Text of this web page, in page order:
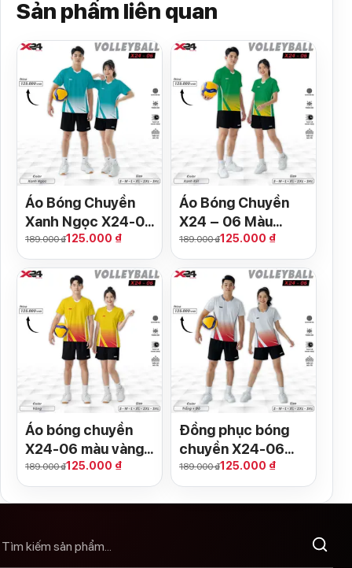
Sản phẩm liên quan
Áo Bóng Chuyền
Xanh Ngọc X24-06
– Thiết Kế Năng
Động, Phù Hợp Cả
Nam & Nữ
189.000 ₫125.000 ₫
Áo Bóng Chuyền
X24 – 06 Màu
Xanh Két Năng
Động
189.000 ₫125.000 ₫
Áo bóng chuyền
X24-06 màu vàng
phối đỏ cam | Năng
lượng & Cá tính
189.000 ₫125.000 ₫
Đồng phục bóng
chuyền X24-06
trắng đỏ năng
động
189.000 ₫125.000 ₫